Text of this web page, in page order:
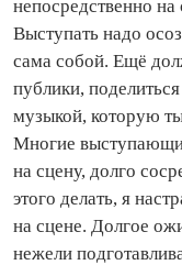
непосредственно на
Выступать надо
сама собой. Ещё
публики,
музыкой, которую
Многие
на сцену, долго
этого делать, я
на сцене. Долгое
нежели